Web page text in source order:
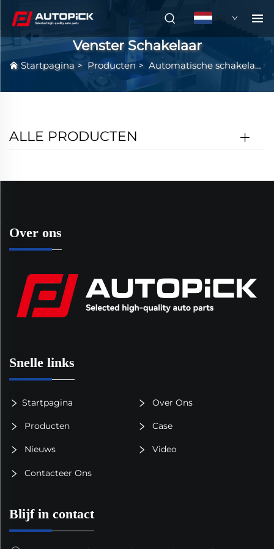
NL
Venster Schakelaar
Startpagina > Producten> Automatische schakelaar
ALLE PRODUCTEN
Over ons
Snelle links
Startpagina Over Ons
Producten Case
Nieuws Video
Contacteer Ons
Blijf in contact